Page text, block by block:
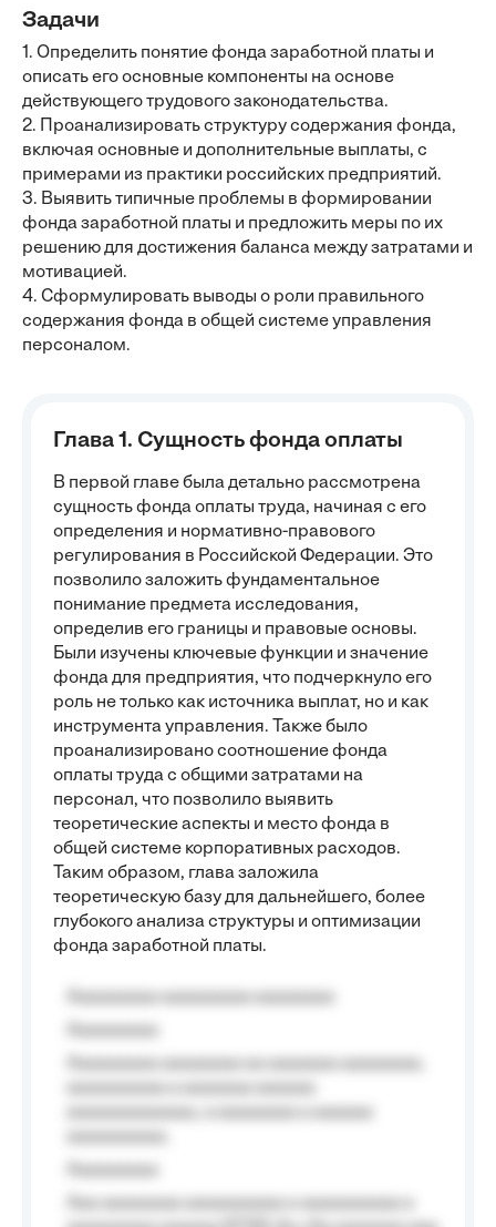
Задачи
1. Определить понятие фонда заработной платы и
описать его основные компоненты на основе
действующего трудового законодательства.
2. Проанализировать структуру содержания фонда,
включая основные и дополнительные выплаты, с
примерами из практики российских предприятий.
3. Выявить типичные проблемы в формировании
фонда заработной платы и предложить меры по их
решению для достижения баланса между затратами и
мотивацией.
4. Сформулировать выводы о роли правильного
содержания фонда в общей системе управления
персоналом.
Глава 1. Сущность фонда оплаты
В первой главе была детально рассмотрена
сущность фонда оплаты труда, начиная с его
определения и нормативно-правового
регулирования в Российской Федерации. Это
позволило заложить фундаментальное
понимание предмета исследования,
определив его границы и правовые основы.
Были изучены ключевые функции и значение
фонда для предприятия, что подчеркнуло его
роль не только как источника выплат, но и как
инструмента управления. Также было
проанализировано соотношение фонда
оплаты труда с общими затратами на
персонал, что позволило выявить
теоретические аспекты и место фонда в
общей системе корпоративных расходов.
Таким образом, глава заложила
теоретическую базу для дальнейшего, более
глубокого анализа структуры и оптимизации
фонда заработной платы.